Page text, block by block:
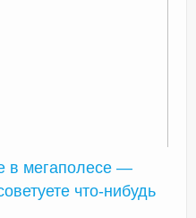
в мегаполесе —
что-нибудь